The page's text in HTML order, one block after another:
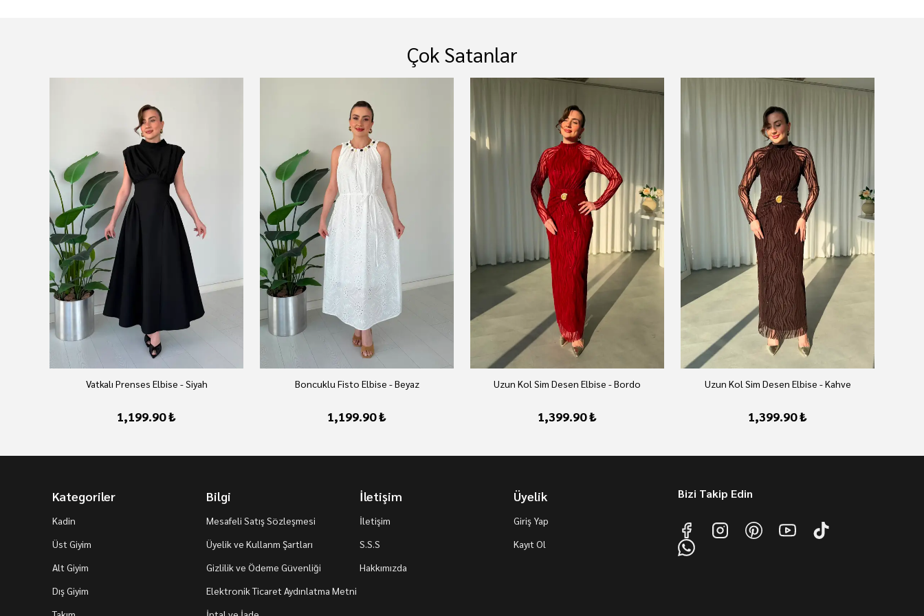
Çok Satanlar
Vatkalı Prenses Elbise - Siyah
1,199.90 ₺
Boncuklu Fisto Elbise - Beyaz
1,199.90 ₺
Uzun Kol Sim Desen Elbise - Bordo
1,399.90 ₺
Uzun Kol Sim Desen Elbise - Kahve
1,399.90 ₺
Kategoriler
Kadin
Üst Giyim
Alt Giyim
Dış Giyim
Bilgi
Mesafeli Satış Sözleşmesi
Üyelik ve Kullanm Şartları
Gizlilik ve Ödeme Güvenliği
Elektronik Ticaret Aydınlatma Metni
İletişim
İletişim
S.S.S
Hakkımızda
Üyelik
Giriş Yap
Kayıt Ol
Bizi Takip Edin